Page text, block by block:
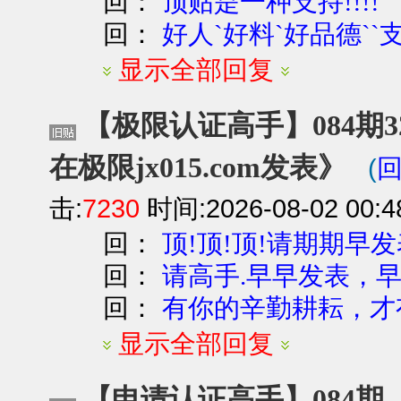
回： 好人`好料`好品德``
显示全部回复
【极限认证高手】084
在极限jx015.com发表》
(
击:7230 时间:2026-08-02
回：顶!顶!顶!请期期早
回：请高手.早早发表，
回：有你的辛勤耕耘，
显示全部回复